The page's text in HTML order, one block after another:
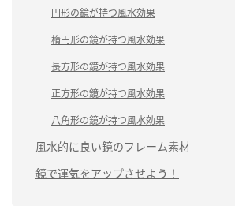
円形の鏡が持つ風水効果
楕円形の鏡が持つ風水効果
長方形の鏡が持つ風水効果
正方形の鏡が持つ風水効果
八角形の鏡が持つ風水効果
風水的に良い鏡のフレーム素材
鏡で運気をアップさせよう！